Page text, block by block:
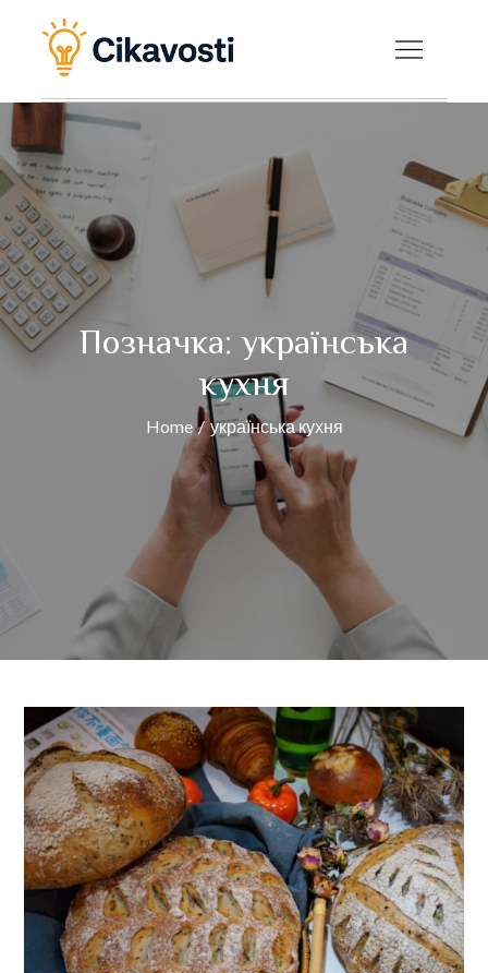
Cikavosti — Цікаві
факти, новини та
будь-яку тему
Позначка: українська
кухня
Home українська кухня